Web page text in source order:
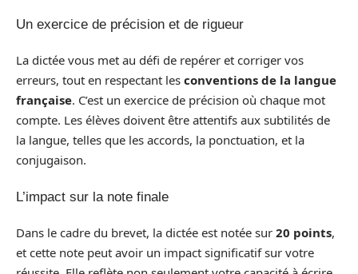
Un exercice de précision et de rigueur
La dictée vous met au défi de repérer et corriger vos
erreurs, tout en respectant les conventions de la langue
française. C’est un exercice de précision où chaque mot
compte. Les élèves doivent être attentifs aux subtilités de
la langue, telles que les accords, la ponctuation, et la
conjugaison.
L’impact sur la note finale
Dans le cadre du brevet, la dictée est notée sur 20 points,
et cette note peut avoir un impact significatif sur votre